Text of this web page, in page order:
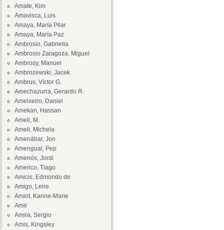
Amate, Kim
Amavisca, Luis
Amaya, María Pilar
Amaya, María Paz
Ambrosio, Gabriella
Ambrosio Zaragoza, Miguel
Ambrosy, Manuel
Ambrozewski, Jacek
Ambrus, Víctor G.
Amechazurra, Gerardo R.
Ameixeiro, Daniel
Amekan, Hassan
Ameli, M.
Ameli, Michela
Amenábar, Jon
Amengual, Pep
Amenós, Jordi
Americo, Tiago
Amicis, Edmondo de
Amigo, Leire
Amiot, Karine-Marie
Amir
Amira, Sergio
Amis, Kingsley